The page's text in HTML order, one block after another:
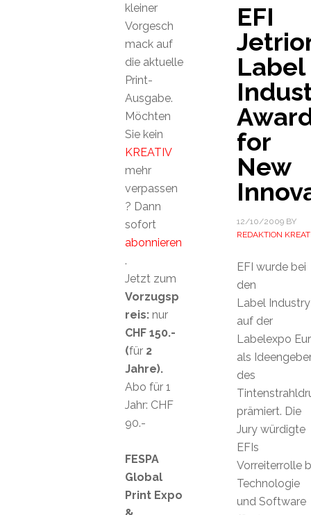
EFI
Label
for
New
12/10/2009BY
REDAKTION
EFI wurde bei
den
Label
auf der
Labelexpo
als
des
prämiert. Die
Jury würdigte
EFIs
Vorreiterrolle
Technologie
und Software
kleiner
Vorgesch
mack auf
die aktuelle
Print-
Ausgabe.
Möchten
Sie kein
KREATIV
mehr
verpassen
? Dann
sofort
abonnieren
.
Jetzt zum
Vorzugsp
reis: nur
CHF 150.-
(für 2
Jahre).
Abo für 1
Jahr: CHF
90.-
FESPA
Global
Print Expo